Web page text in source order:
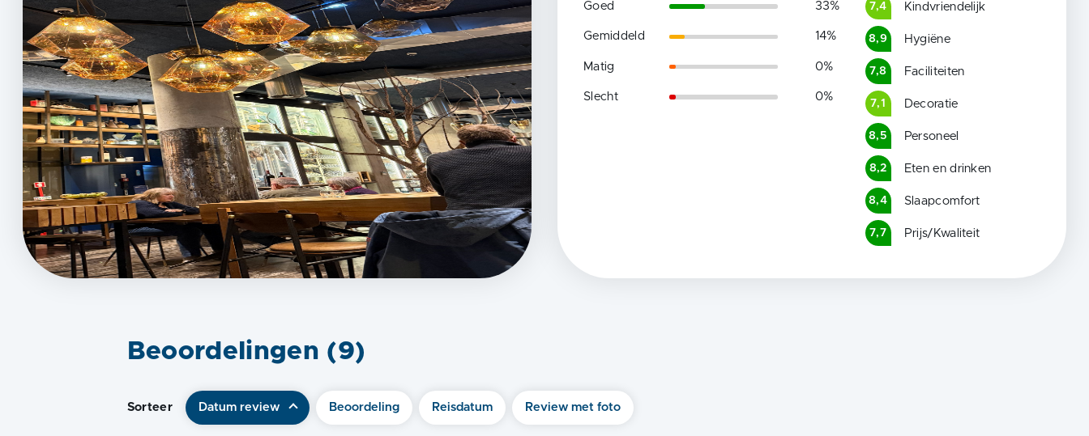
Goed 33%
Gemiddeld 14%
Matig 0%
Slecht 0%
7,4 Kindvriendelijk
8,9 Hygiëne
7,8 Faciliteiten
7,1 Decoratie
8,5 Personeel
8,2 Eten en drinken
8,4 Slaapcomfort
7,7 Prijs/Kwaliteit
Beoordelingen (9)
Sorteer Datum review Beoordeling Reisdatum Review met foto